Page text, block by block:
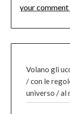
your comment
Volano gli
/ con le
universo / al